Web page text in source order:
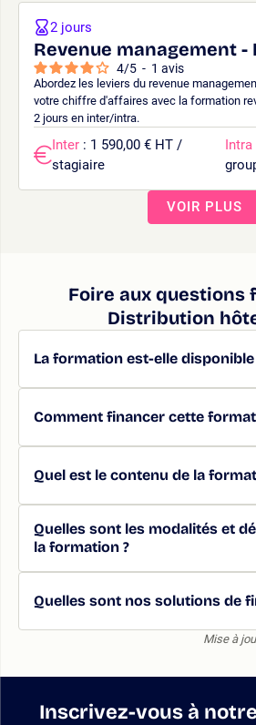
Revenue management -
4/5 - 1 avis
Abordez les leviers du revenue
votre chiffre d'affaires avec la formation
2 jours en inter/intra.
2 jours
Inter : 1 590,00 € HT /
stagiaire
Intra
VOIR PLUS
Foire aux questions
Distribution
La formation est-elle disponible
Comment financer cette
Quel est le contenu de la
Quelles sont les modalités et
la formation ?
Quelles sont nos solutions de
Mise à
Inscrivez-vous à